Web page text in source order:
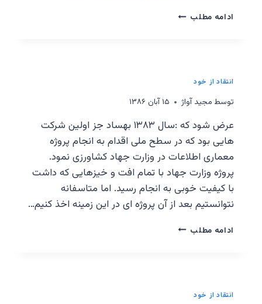
ادامه مطلبیک
انتقاد از خود
توسط مجيد آواژ ۱۵ آبان ۱۳۸۶
عرض شود که :سال ۱۳۸۳ بهساد جز اولین شرکت
هایی بود که در سطح ملی اقدام به انجام پروژه
معماری اطلاعات در وزارت جهاد کشاورزی نمود.
پروژه وزارت جهاد با تمام افت و خیزهایی که داشت
با کیفیت خوبی به انجام رسید. اما متاسفانه
نتوانستیم بعد از آن پروژه ای در این زمینه اخذ کنیم…
ادامه مطلب
انتقاد از خود